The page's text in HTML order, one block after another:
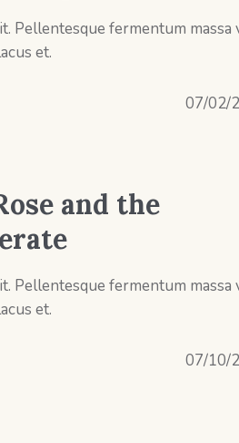
Pellentesque fermentum massa
et.
07/02/
and the
Pellentesque fermentum massa
et.
07/10/